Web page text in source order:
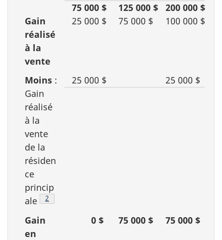
75 000 $
125 000 $
200 000 $
Gain
réalisé
à la
vente
25 000 $ 75 000 $ 100 000 $
Moins :
Gain
réalisé
à la
vente
de la
résiden
ce
princip
ale
Footnote
2
25 000 $ 25 000 $
Gain
en
0 $ 75 000 $ 75 000 $